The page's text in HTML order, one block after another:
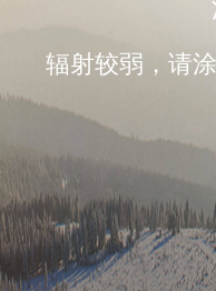
辐射较弱，请